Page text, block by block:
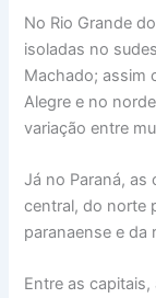
No Rio Grande
isoladas no
Machado; assim
Alegre e no
variação entre
Já no Paraná,
central, do norte
paranaense e da
Entre as